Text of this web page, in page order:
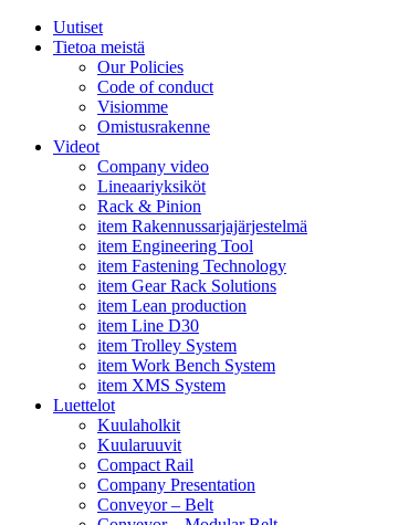
Uutiset
Tietoa meistä
Our Policies
Code of conduct
Visiomme
Omistusrakenne
Videot
Company video
Lineaariyksiköt
Rack & Pinion
item Rakennussarjajärjestelmä
item Engineering Tool
item Fastening Technology
item Gear Rack Solutions
item Lean production
item Line D30
item Trolley System
item Work Bench System
item XMS System
Luettelot
Kuulaholkit
Kuularuuvit
Compact Rail
Company Presentation
Conveyor – Belt